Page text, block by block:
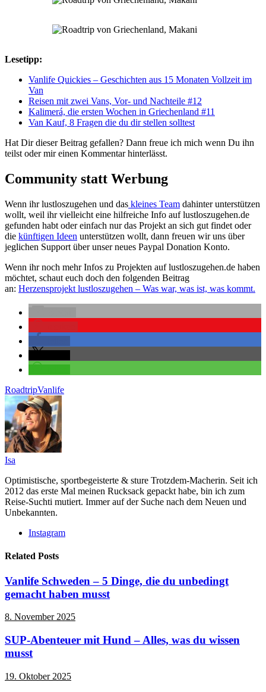
Lesetipp:
Vanlife Quickies – Geschichten aus 15 Monaten Vollzeit im
Van
Reisen mit zwei Vans, Vor- und Nachteile #12
Kalimerá, die ersten Wochen in Griechenland #11
Van Kauf, 8 Fragen die du dir stellen solltest
Hat Dir dieser Beitrag gefallen? Dann freue ich mich wenn Du ihn
teilst oder mir einen Kommentar hinterlässt.
Community statt Werbung
Wenn ihr lustloszugehen und das kleines Team dahinter unterstützen
wollt, weil ihr vielleicht eine hilfreiche Info auf lustloszugehen.de
gefunden habt oder einfach nur das Projekt an sich gut findet oder
die künftigen Ideen unterstützen wollt, dann freuen wir uns über
jeglichen Support über unser neues Paypal Donation Konto.
Wenn ihr noch mehr Infos zu Projekten auf lustloszugehen.de haben
möchtet, schaut euch doch den folgenden Beitrag
an: Herzensprojekt lustloszugehen – Was war, was ist, was kommt.
RoadtripVanlife
Isa
Optimistische, sportbegeisterte & sture Trotzdem-Macherin. Seit ich
2012 das erste Mal meinen Rucksack gepackt habe, bin ich zum
Reise-Suchti mutiert. Immer auf der Suche nach dem Neuen und
Unbekannten.
Instagram
Related Posts
Vanlife Schweden – 5 Dinge, die du unbedingt
gemacht haben musst
8. November 2025
SUP-Abenteuer mit Hund – Alles, was du wissen
musst
19. Oktober 2025